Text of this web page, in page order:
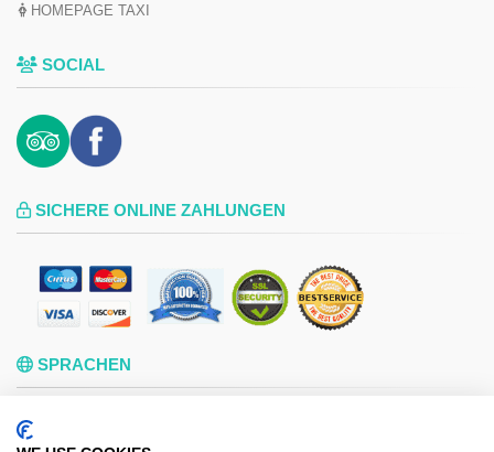
HOMEPAGE TAXI
SOCIAL
SICHERE ONLINE ZAHLUNGEN
SPRACHEN